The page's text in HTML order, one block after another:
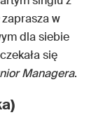
zaprasza w
dla siebie
się
Managera.